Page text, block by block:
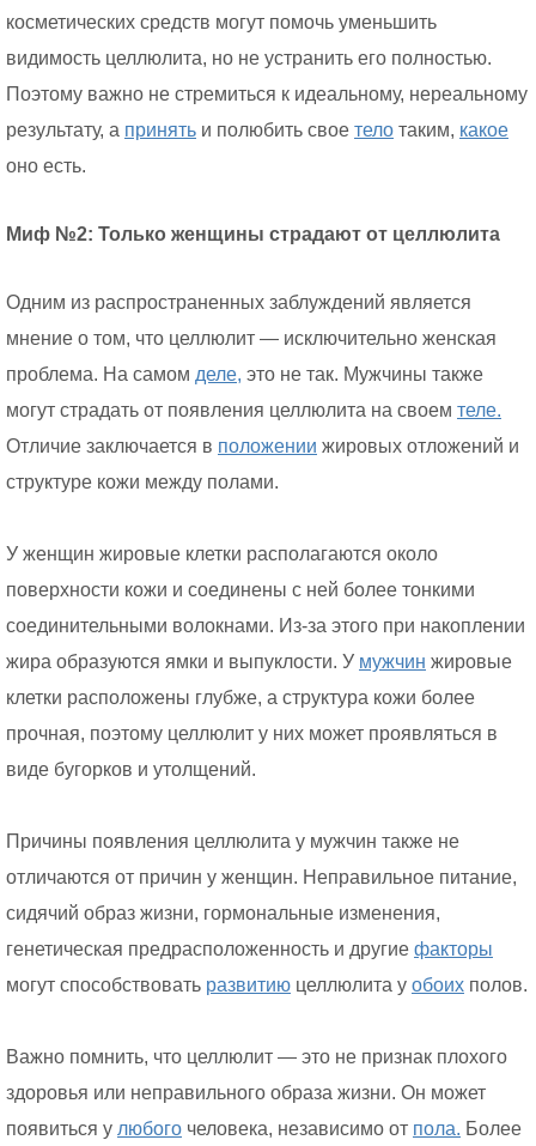
косметических средств могут помочь уменьшить
видимость целлюлита, но не устранить его полностью.
Поэтому важно не стремиться к идеальному, нереальному
результату, а принять и полюбить свое тело таким, какое
оно есть.
Миф №2: Только женщины страдают от целлюлита
Одним из распространенных заблуждений является
мнение о том, что целлюлит — исключительно женская
проблема. На самом деле, это не так. Мужчины также
могут страдать от появления целлюлита на своем теле.
Отличие заключается в положении жировых отложений и
структуре кожи между полами.
У женщин жировые клетки располагаются около
поверхности кожи и соединены с ней более тонкими
соединительными волокнами. Из-за этого при накоплении
жира образуются ямки и выпуклости. У мужчин жировые
клетки расположены глубже, а структура кожи более
прочная, поэтому целлюлит у них может проявляться в
виде бугорков и утолщений.
Причины появления целлюлита у мужчин также не
отличаются от причин у женщин. Неправильное питание,
сидячий образ жизни, гормональные изменения,
генетическая предрасположенность и другие факторы
могут способствовать развитию целлюлита у обоих полов.
Важно помнить, что целлюлит — это не признак плохого
здоровья или неправильного образа жизни. Он может
появиться у любого человека, независимо от пола. Более